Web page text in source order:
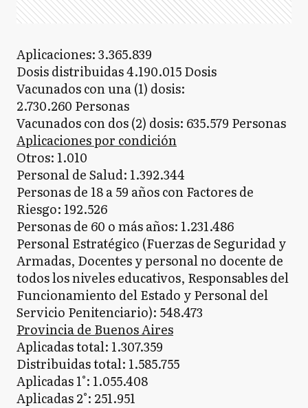
Aplicaciones: 3.365.839
Dosis distribuidas 4.190.015 Dosis
Vacunados con una (1) dosis:
2.730.260 Personas
Vacunados con dos (2) dosis: 635.579 Personas
Aplicaciones por condición
Otros: 1.010
Personal de Salud: 1.392.344
Personas de 18 a 59 años con Factores de
Riesgo: 192.526
Personas de 60 o más años: 1.231.486
Personal Estratégico (Fuerzas de Seguridad y
Armadas, Docentes y personal no docente de
todos los niveles educativos, Responsables del
Funcionamiento del Estado y Personal del
Servicio Penitenciario): 548.473
Provincia de Buenos Aires
Aplicadas total: 1.307.359
Distribuidas total: 1.585.755
Aplicadas 1°: 1.055.408
Aplicadas 2°: 251.951